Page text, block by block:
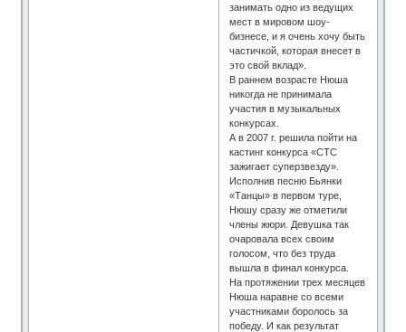
занимать одно из ведущих
мест в мировом шоу-
бизнесе, и я очень хочу быть
частичкой, которая внесет в
это свой вклад».
В раннем возрасте Нюша
никогда не принимала
участия в музыкальных
конкурсах.
А в 2007 г. решила пойти на
кастинг конкурса «СТС
зажигает суперзвезду».
Исполнив песню Бьянки
«Танцы» в первом туре,
Нюшу сразу же отметили
члены жюри. Девушка так
очаровала всех своим
голосом, что без труда
вышла в финал конкурса.
На протяжении трех месяцев
Нюша наравне со всеми
участниками боролось за
победу. И как результат